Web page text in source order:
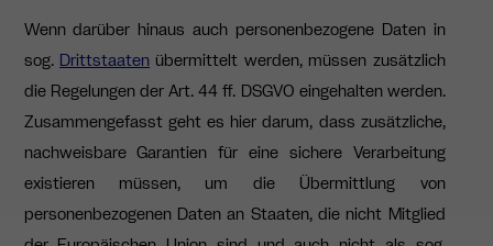
Wenn darüber hinaus auch personenbezogene Daten in
sog. Drittstaaten übermittelt werden, müssen zusätzlich
die Regelungen der Art. 44 ff. DSGVO eingehalten werden.
Zusammengefasst geht es hier darum, dass zusätzliche,
nachweisbare Garantien für eine sichere Verarbeitung
existieren müssen, um die Übermittlung von
personenbezogenen Daten an Staaten, die nicht Mitglied